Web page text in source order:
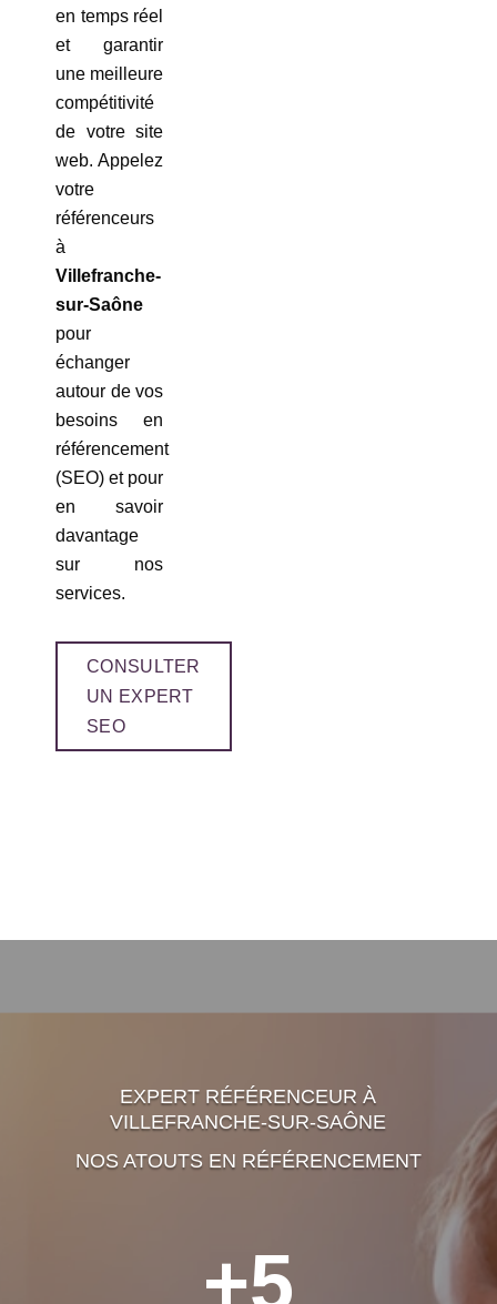
en temps réel
et garantir
une meilleure
compétitivité
de votre site
web. Appelez
votre
référenceurs
à
Villefranche-
sur-Saône
pour
échanger
autour de vos
besoins en
référencement
(SEO) et pour
en savoir
davantage
sur nos
services.
CONSULTER
UN EXPERT
SEO
EXPERT RÉFÉRENCEUR À
VILLEFRANCHE-SUR-SAÔNE
NOS ATOUTS EN RÉFÉRENCEMENT
+5